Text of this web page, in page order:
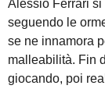
Alessio Ferrari
seguendo le
se ne innamora
malleabilità. Fin
giocando, poi